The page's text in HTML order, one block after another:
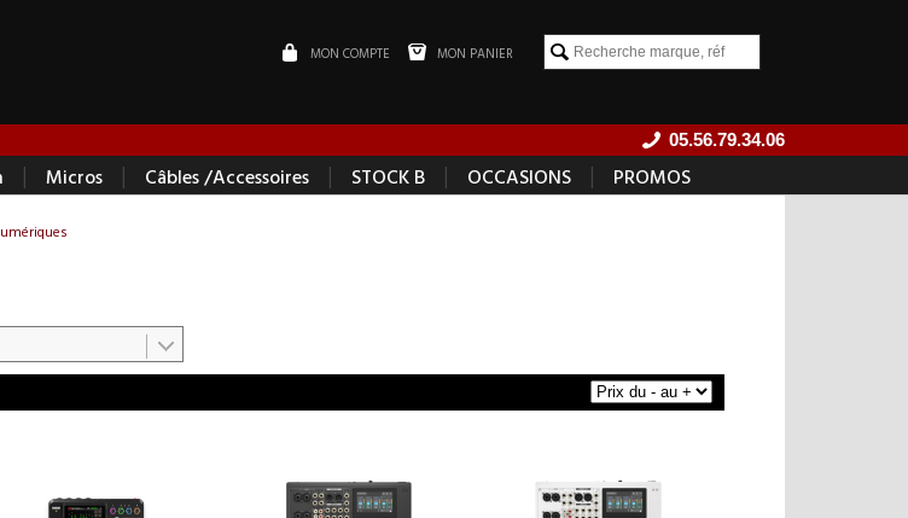
MON PANIER
MON COMPTE
05.56.79.34.06
| Micros | Câbles /Accessoires | STOCK B | OCCASIONS | PROMOS